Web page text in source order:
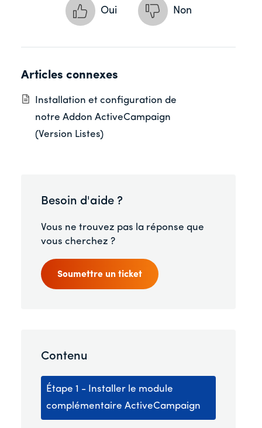
Oui Non
Articles connexes
Installation et configuration de
notre Addon ActiveCampaign
(Version Listes)
Besoin d'aide ?
Vous ne trouvez pas la réponse que
vous cherchez ?
Soumettre un ticket
Contenu
Étape 1 - Installer le module
complémentaire ActiveCampaign